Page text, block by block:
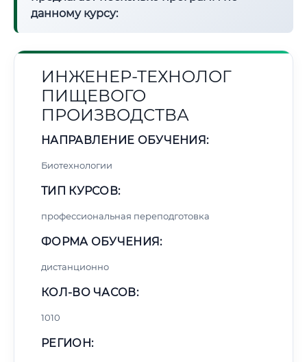
данному курсу:
ИНЖЕНЕР-ТЕХНОЛОГ
ПИЩЕВОГО
ПРОИЗВОДСТВА
НАПРАВЛЕНИЕ ОБУЧЕНИЯ:
Биотехнологии
ТИП КУРСОВ:
профессиональная переподготовка
ФОРМА ОБУЧЕНИЯ:
дистанционно
КОЛ-ВО ЧАСОВ:
1010
РЕГИОН: